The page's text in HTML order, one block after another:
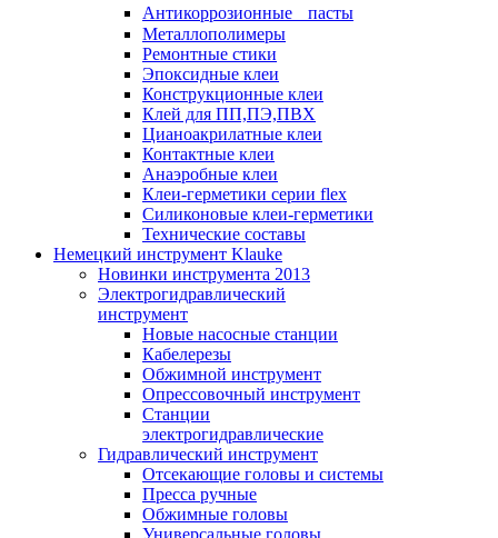
Антикоррозионные пасты
Металлополимеры
Ремонтные стики
Эпоксидные клеи
Конструкционные клеи
Клей для ПП,ПЭ,ПВХ
Цианоакрилатные клеи
Контактные клеи
Анаэробные клеи
Клеи-герметики серии flex
Силиконовые клеи-герметики
Технические составы
Немецкий инструмент Klauke
Новинки инструмента 2013
Электрогидравлический
инструмент
Новые насосные станции
Кабелерезы
Обжимной инструмент
Опрессовочный инструмент
Станции
электрогидравлические
Гидравлический инструмент
Отсекающие головы и системы
Пресса ручные
Обжимные головы
Универсальные головы